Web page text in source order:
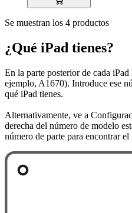
Se muestran los 4 productos
¿Qué iPad tienes?
En la parte posterior de cada
ejemplo, A1670). Introduce ese
qué iPad tienes.
Alternativamente, ve a
derecha del número de modelo
número de parte para encontrar